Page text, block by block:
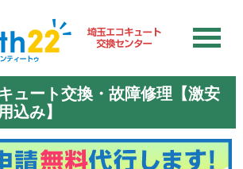
ュート交換・故障修理【激安
込み】